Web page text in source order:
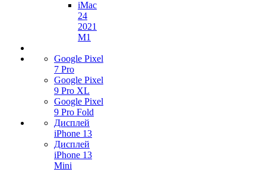
iMac
24
2021
M1
Google Pixel
7 Pro
Google Pixel
9 Pro XL
Google Pixel
9 Pro Fold
Дисплей
iPhone 13
Дисплей
iPhone 13
Mini